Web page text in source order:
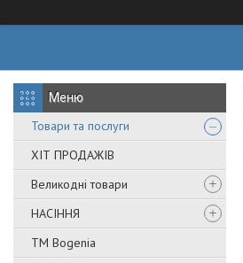
Товари та послуги
ХІТ ПРОДАЖІВ
Великодні товари
НАСІННЯ
ТМ Bogenia